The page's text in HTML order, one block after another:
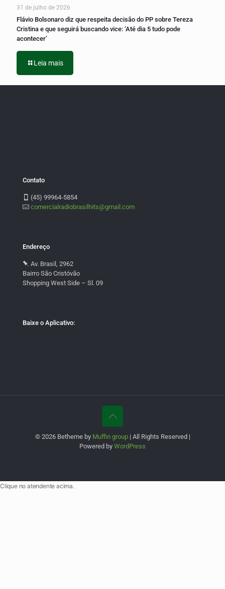
31 de julho de 2026
Flávio Bolsonaro diz que respeita decisão do PP sobre Tereza
Cristina e que seguirá buscando vice: ‘Até dia 5 tudo pode
acontecer’
Leia mais
Contato
(45) 99964-5854
comercialradiobrasilhits@gmail.com
Endereço
Av. Brasil, 2962
Bairro São Cristóvão
Shopping West Side – Sl. 09
Baixe o Aplicativo:
© 2026 Betheme by Muffin group| All Rights Reserved |
Powered by WordPress
Clique no atendente acima.